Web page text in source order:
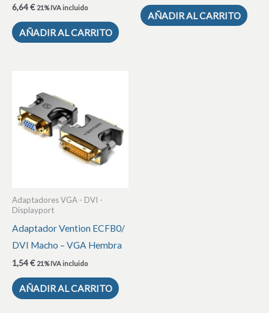
6,64€ 21% IVA incluido
AÑADIR AL CARRITO
AÑADIR AL CARRITO
Adaptadores VGA - DVI -
Displayport
Adaptador Vention ECFB0/
DVI Macho – VGA Hembra
1,54€ 21% IVA incluido
AÑADIR AL CARRITO